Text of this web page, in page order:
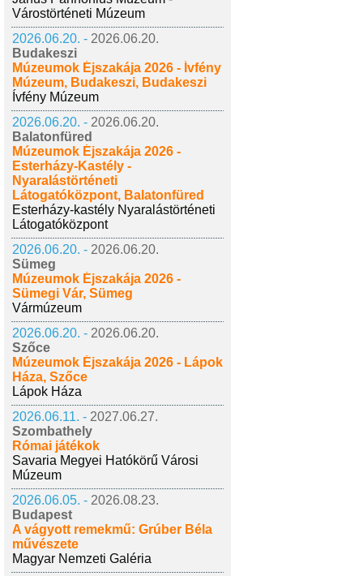
Várostörténeti Múzeum
2026.06.20. - 2026.06.20.
Budakeszi
Múzeumok Éjszakája 2026 - Ívfény
Múzeum, Budakeszi, Budakeszi
Ívfény Múzeum
2026.06.20. - 2026.06.20.
Balatonfüred
Múzeumok Éjszakája 2026 -
Esterházy-Kastély -
Nyaralástörténeti
Látogatóközpont, Balatonfüred
Esterházy-kastély Nyaralástörténeti
Látogatóközpont
2026.06.20. - 2026.06.20.
Sümeg
Múzeumok Éjszakája 2026 -
Sümegi Vár, Sümeg
Vármúzeum
2026.06.20. - 2026.06.20.
Szőce
Múzeumok Éjszakája 2026 - Lápok
Háza, Szőce
Lápok Háza
2026.06.11. - 2027.06.27.
Szombathely
Római játékok
Savaria Megyei Hatókörű Városi
Múzeum
2026.06.05. - 2026.08.23.
Budapest
A vágyott remekmű: Grúber Béla
művészete
Magyar Nemzeti Galéria